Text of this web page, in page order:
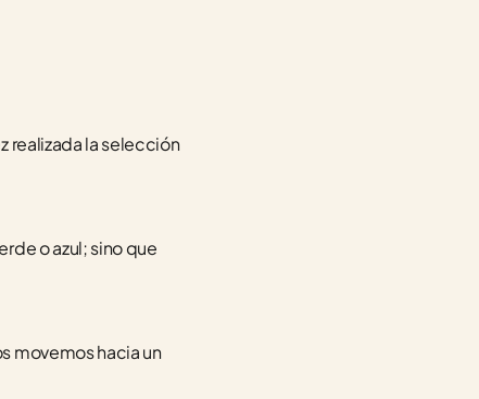
realizada la selección
o azul; sino que
movemos hacia un